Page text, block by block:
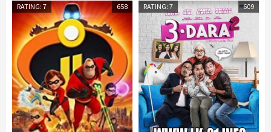
2016
RATING: 7 658 RATING: 7 609